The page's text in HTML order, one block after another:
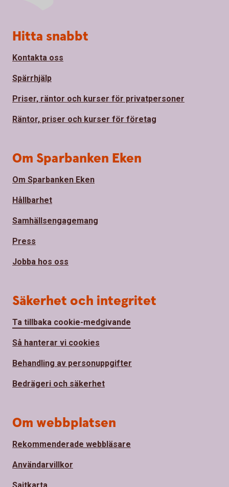
Sidfot
Hitta snabbt
Kontakta oss
Spärrhjälp
Priser, räntor och kurser för privatpersoner
Räntor, priser och kurser för företag
Om Sparbanken Eken
Om Sparbanken Eken
Hållbarhet
Samhällsengagemang
Press
Jobba hos oss
Säkerhet och integritet
Ta tillbaka cookie-medgivande
Så hanterar vi cookies
Behandling av personuppgifter
Bedrägeri och säkerhet
Om webbplatsen
Rekommenderade webbläsare
Användarvillkor